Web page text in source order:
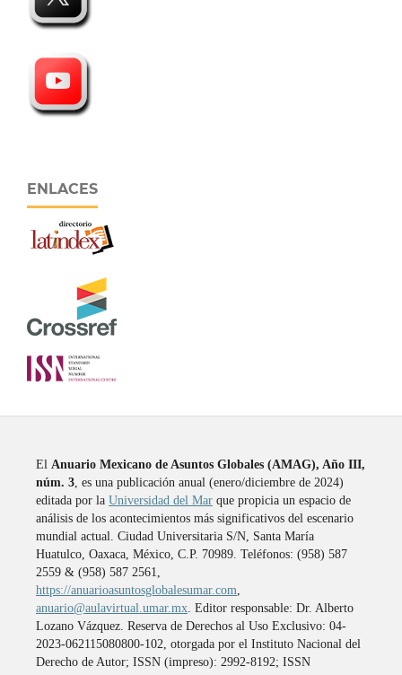
ENLACES
El Anuario Mexicano de Asuntos Globales (AMAG), Año III,
núm. 3, es una publicación anual (enero/diciembre de 2024)
editada por la Universidad del Marque propicia un espacio de
análisis de los acontecimientos más significativos del escenario
mundial actual. Ciudad Universitaria S/N, Santa María
Huatulco, Oaxaca, México, C.P. 70989. Teléfonos: (958) 587
2559 & (958) 587 2561,
https://anuarioasuntosglobalesumar.com
anuario@aulavirtual.umar.mx. Editor responsable: Dr. Alberto
Lozano Vázquez. Reserva de Derechos al Uso Exclusivo: 04-
2023-062115080800-102, otorgada por el Instituto Nacional del
Derecho de Autor; ISSN (impreso): 2992-8192; ISSN